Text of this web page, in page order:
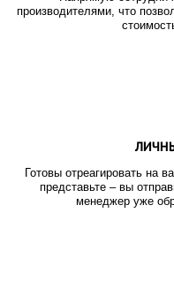
производителями, что
Готовы отреагировать на
представьте – вы
менеджер уже